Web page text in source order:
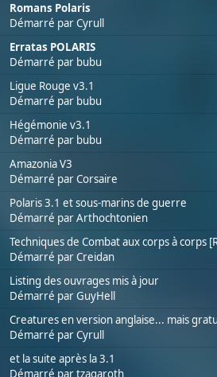
Romans Polaris
Démarré parCyrull
Erratas POLARIS
Démarré par bubu
Ligue Rouge v3.1
Démarré par bubu
Hégémonie v3.1
Démarré par bubu
Amazonia V3
Démarré parCorsaire
Polaris 3.1 et sous-marins de guerre
Démarré parArthochtonien
Techniques de Combat aux corps à corps
Démarré parCreidan
Listing des ouvrages mis à jour
Démarré parGuyHell
Creatures en version anglaise... mais
Démarré parCyrull
et la suite après la 3.1
Démarré partzagaroth